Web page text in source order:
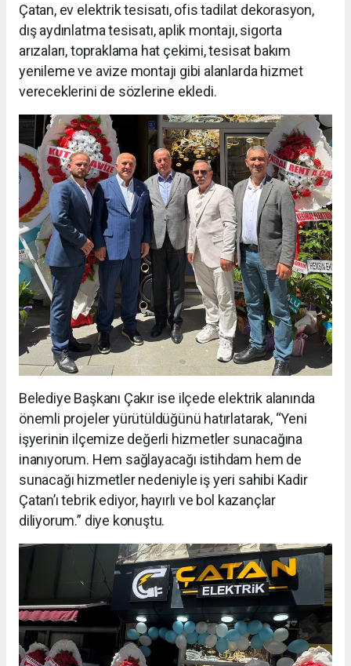
Çatan, ev elektrik tesisatı, ofis tadilat dekorasyon,
dış aydınlatma tesisatı, aplik montajı, sigorta
arızaları, topraklama hat çekimi, tesisat bakım
yenileme ve avize montajı gibi alanlarda hizmet
vereceklerini de sözlerine ekledi.
Belediye Başkanı Çakır ise ilçede elektrik alanında
önemli projeler yürütüldüğünü hatırlatarak, “Yeni
işyerinin ilçemize değerli hizmetler sunacağına
inanıyorum. Hem sağlayacağı istihdam hem de
sunacağı hizmetler nedeniyle iş yeri sahibi Kadir
Çatan’ı tebrik ediyor, hayırlı ve bol kazançlar
diliyorum.” diye konuştu.